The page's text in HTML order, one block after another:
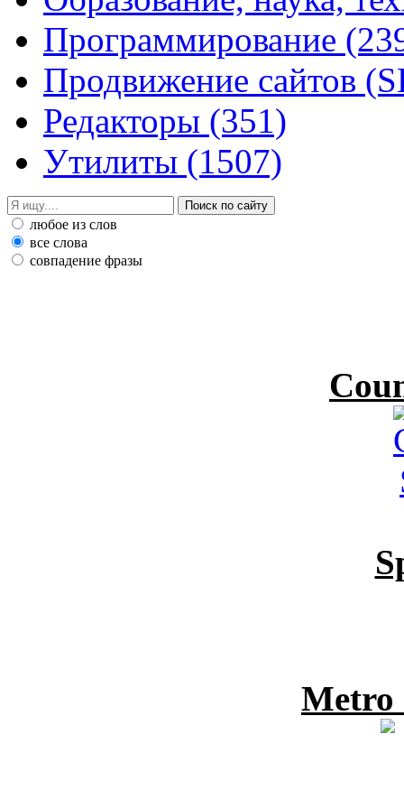
Программирование
Продвижение сайтов
Редакторы (351)
Утилиты (1507)
любое из слов
все слова
совпадение фразы
Metro